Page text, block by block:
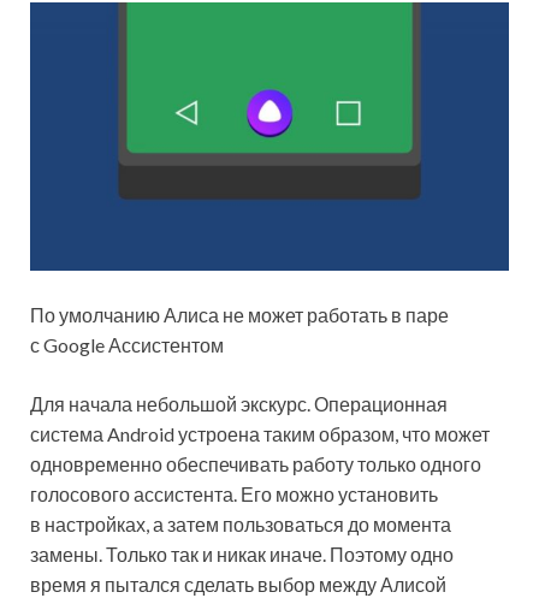
По умолчанию Алиса не может работать в паре
с Google Ассистентом
Для начала небольшой экскурс. Операционная
система Android устроена таким образом, что может
одновременно обеспечивать работу только одного
голосового ассистента. Его можно установить
в настройках, а затем пользоваться до момента
замены. Только так и никак иначе. Поэтому одно
время я пытался сделать выбор между Алисой